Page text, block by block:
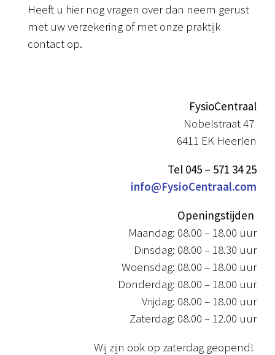
Heeft u hier nog vragen over dan neem gerust
met uw verzekering of met onze praktijk
contact op.
FysioCentraal
Nobelstraat 47
6411 EK Heerlen
Tel 045 – 571 34 25
info@FysioCentraal.com
Openingstijden
Maandag: 08.00 – 18.00 uur
Dinsdag: 08.00 – 18.30 uur
Woensdag: 08.00 – 18.00 uur
Donderdag: 08.00 – 18.00 uur
Vrijdag: 08.00 – 18.00 uur
Zaterdag: 08.00 – 12.00 uur
Wij zijn ook op zaterdag geopend!